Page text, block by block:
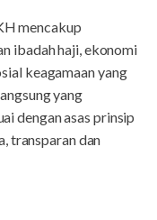
mencakup
ibadah haji, ekonomi
keagamaan yang
yang
dengan asas prinsip
transparan dan